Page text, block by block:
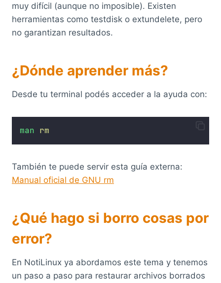
muy difícil (aunque no imposible). Existen
herramientas como testdisk o extundelete, pero
no garantizan resultados.
¿Dónde aprender más?
Desde tu terminal podés acceder a la ayuda con:
man rm
También te puede servir esta guía externa:
Manual oficial de GNU rm
¿Qué hago si borro cosas por
error?
En NotiLinux ya abordamos este tema y tenemos
un paso a paso para restaurar archivos borrados